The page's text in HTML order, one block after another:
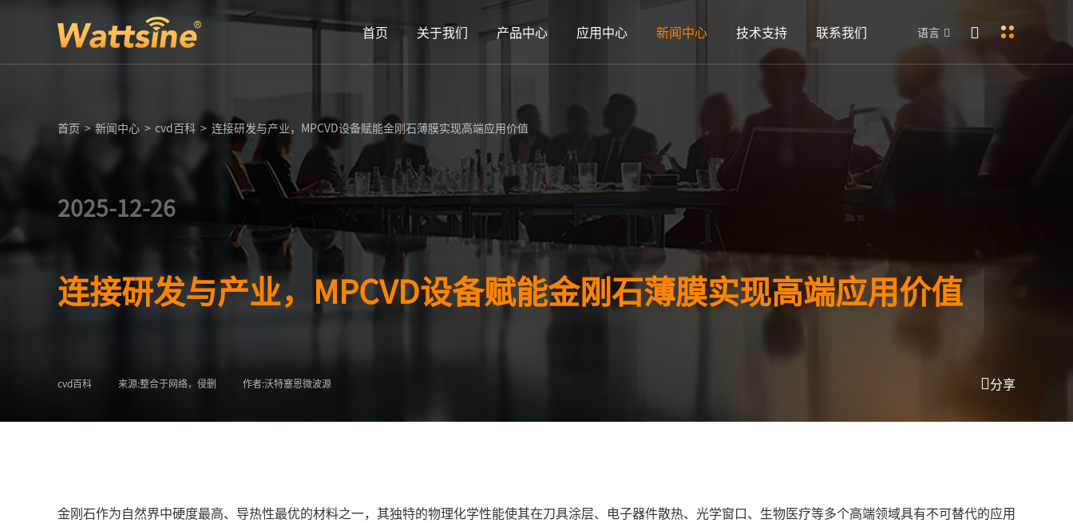
首页 关于我们 产品中心 应用中心 新闻中心 技术支持 联系我们 语言
首页 > 新闻中心 > cvd百科 > 连接研发与产业，MPCVD设备赋能金刚石薄膜实现高端应用价值
2025-12-26
连接研发与产业，MPCVD设备赋能金刚石薄膜实现高端应用价值
cvd百科 来源:整合于网络，侵删 作者:沃特塞恩微波源 分享
金刚石作为自然界中硬度最高、导热性最优的材料之一，其独特的物理化学性能使其在刀具涂层、电子器件散热、光学窗口、生物医疗等多个高端领域具有不可替代的应用